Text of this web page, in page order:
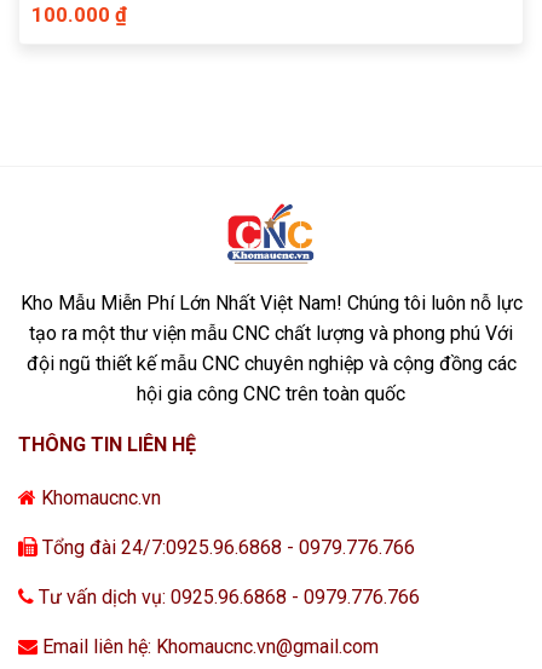
100.000 ₫
Kho Mẫu Miễn Phí Lớn Nhất Việt Nam! Chúng tôi luôn nỗ lực
tạo ra một thư viện mẫu CNC chất lượng và phong phú Với
đội ngũ thiết kế mẫu CNC chuyên nghiệp và cộng đồng các
hội gia công CNC trên toàn quốc
THÔNG TIN LIÊN HỆ
Khomaucnc.vn
Tổng đài 24/7:0925.96.6868 - 0979.776.766
Tư vấn dịch vụ: 0925.96.6868 - 0979.776.766
Email liên hệ: Khomaucnc.vn@gmail.com